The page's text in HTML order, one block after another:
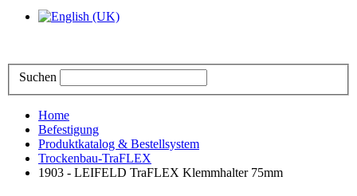
Suchen
Home
Befestigung
Produktkatalog & Bestellsystem
Trockenbau-TraFLEX
1903 - LEIFELD TraFLEX Klemmhalter 75mm